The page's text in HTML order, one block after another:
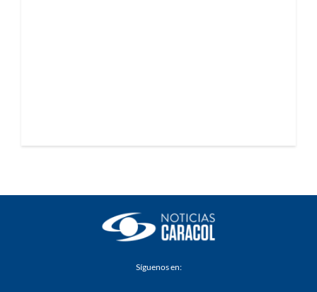
Síguenos en: